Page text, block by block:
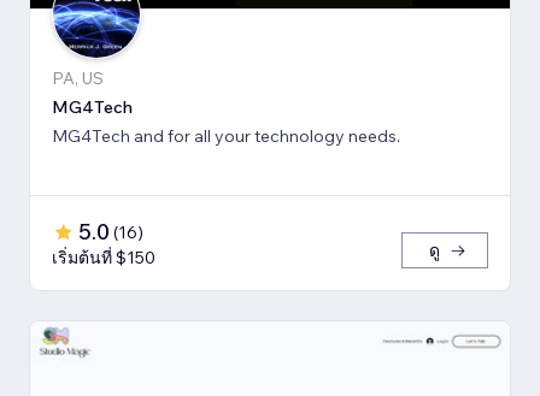
PA, US
MG4Tech
MG4Tech and for all your technology needs.
5.0 (16)
เริ่มต้นที่ $150
ดู